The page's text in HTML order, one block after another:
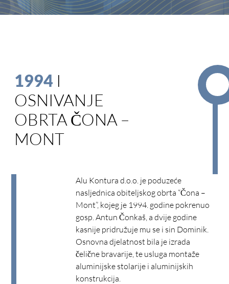
1994 I
OSNIVANJE
OBRTA ČONA –
MONT
Alu Kontura d.o.o. je poduzeće
nasljednica obiteljskog obrta “Čona –
Mont”, kojeg je 1994. godine pokrenuo
gosp. Antun Čonkaš, a dvije godine
kasnije pridružuje mu se i sin Dominik.
Osnovna djelatnost bila je izrada
čelične bravarije, te usluga montaže
aluminijske stolarije i aluminijskih
konstrukcija.